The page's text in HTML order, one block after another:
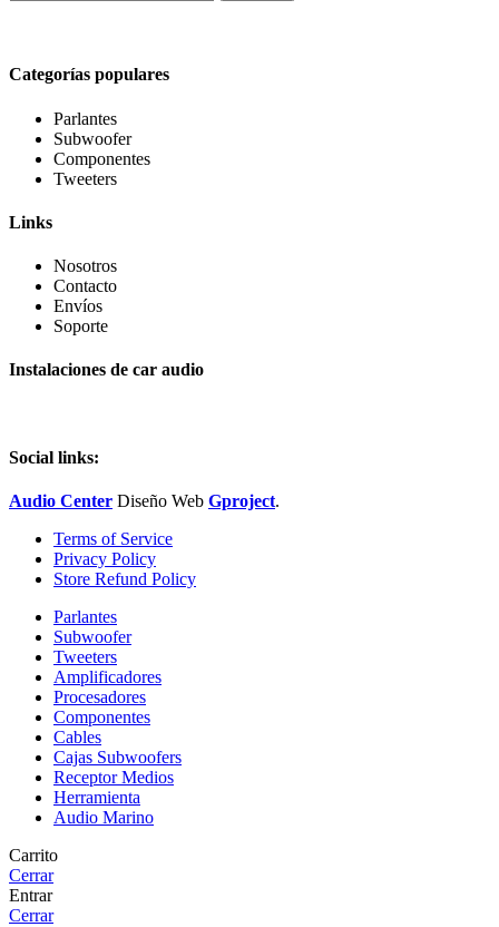
Categorías populares
Parlantes
Subwoofer
Componentes
Tweeters
Links
Nosotros
Contacto
Envíos
Soporte
Instalaciones de car audio
Social links:
Audio Center Diseño Web Gproject.
Terms of Service
Privacy Policy
Store Refund Policy
Parlantes
Subwoofer
Tweeters
Amplificadores
Procesadores
Componentes
Cables
Cajas Subwoofers
Receptor Medios
Herramienta
Audio Marino
Carrito
Cerrar
Entrar
Cerrar